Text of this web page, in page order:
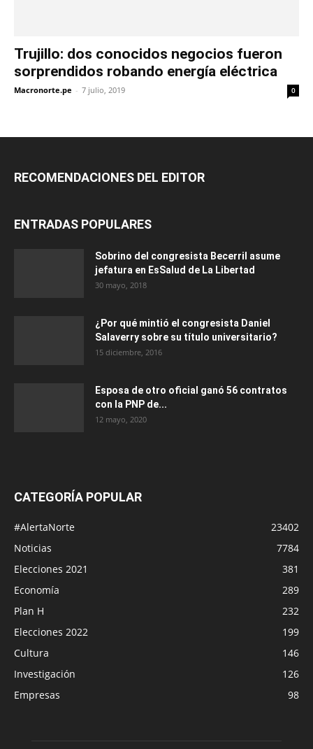
Trujillo: dos conocidos negocios fueron
sorprendidos robando energía eléctrica
Macronorte.pe - 7 julio, 2019 0
RECOMENDACIONES DEL EDITOR
ENTRADAS POPULARES
Sobrino del congresista Becerril asume
jefatura en EsSalud de La Libertad
30 mayo, 2018
¿Por qué mintió el congresista Daniel
Salaverry sobre su título universitario?
15 diciembre, 2016
Esposa de otro oficial ganó 56 contratos
con la PNP de...
12 mayo, 2020
CATEGORÍA POPULAR
#AlertaNorte
23402
Noticias
7784
Elecciones 2021
381
Economía
289
Plan H
232
Elecciones 2022
199
Cultura
146
Investigación
126
Empresas
98